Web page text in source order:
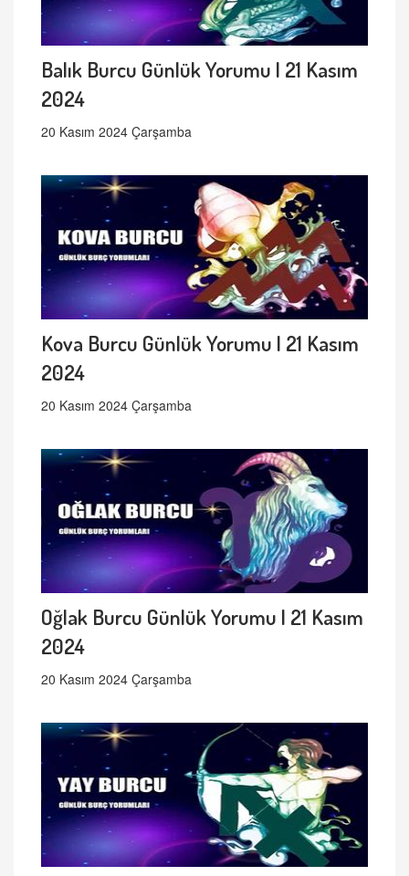
Balık Burcu Günlük Yorumu | 21 Kasım
2024
20 Kasım 2024 Çarşamba
Kova Burcu Günlük Yorumu | 21 Kasım
2024
20 Kasım 2024 Çarşamba
Oğlak Burcu Günlük Yorumu | 21 Kasım
2024
20 Kasım 2024 Çarşamba